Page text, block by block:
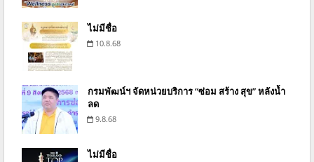
ไม่มีชื่อ
10.8.68
กรมพัฒน์ฯ จัดหน่วยบริการ “ซ่อม สร้าง สุข” หลังน้ำ
ลด
9.8.68
ไม่มีชื่อ